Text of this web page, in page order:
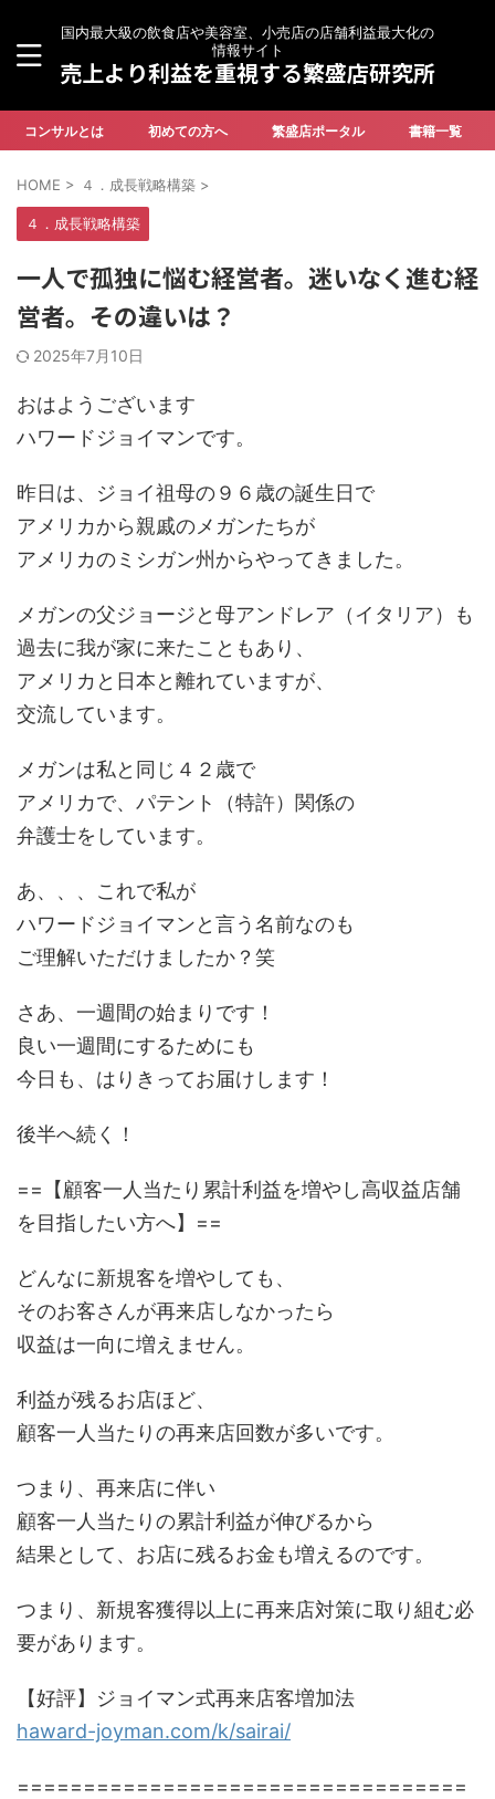
国内最大級の飲食店や美容室、小売店の店舗利益最大化の
情報サイト
売上より利益を重視する繁盛店研究所
コンサルとは 初めての方へ 繁盛店ポータル 書籍一覧
HOME > ４．成長戦略構築 >
４．成長戦略構築
一人で孤独に悩む経営者。迷いなく進む経
営者。その違いは？
2025年7月10日
おはようございます
ハワードジョイマンです。
昨日は、ジョイ祖母の９６歳の誕生日で
アメリカから親戚のメガンたちが
アメリカのミシガン州からやってきました。
メガンの父ジョージと母アンドレア（イタリア）も
過去に我が家に来たこともあり、
アメリカと日本と離れていますが、
交流しています。
メガンは私と同じ４２歳で
アメリカで、パテント（特許）関係の
弁護士をしています。
あ、、、これで私が
ハワードジョイマンと言う名前なのも
ご理解いただけましたか？笑
さあ、一週間の始まりです！
良い一週間にするためにも
今日も、はりきってお届けします！
後半へ続く！
==【顧客一人当たり累計利益を増やし高収益店舗
を目指したい方へ】==
どんなに新規客を増やしても、
そのお客さんが再来店しなかったら
収益は一向に増えません。
利益が残るお店ほど、
顧客一人当たりの再来店回数が多いです。
つまり、再来店に伴い
顧客一人当たりの累計利益が伸びるから
結果として、お店に残るお金も増えるのです。
つまり、新規客獲得以上に再来店対策に取り組む必
要があります。
【好評】ジョイマン式再来店客増加法
haward-joyman.com/k/sairai/
==================================